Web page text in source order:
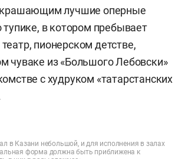
лучшие оперные
в котором пребывает
пионерском детстве,
чуваке из «Большого Лебовски»
с худруком «татарстанских
в Казани небольшой, и для исполнения в залах
форма должна быть приближена к